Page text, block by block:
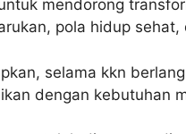
mendorong
pola hidup
selama kkn
dengan kebutuhan